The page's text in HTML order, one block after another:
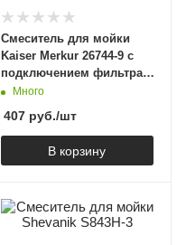
Смеситель для мойки
Kaiser Merkur 26744-9 с
подключением фильтра
чёрный
Много
407руб./шт
В корзину